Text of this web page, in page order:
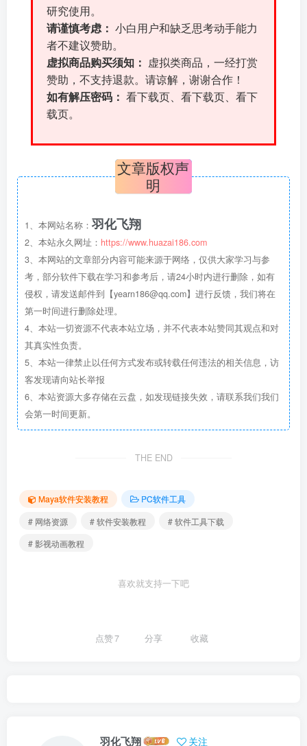
研究使用。
请谨慎考虑： 小白用户和缺乏思考动手能力
者不建议赞助。
虚拟商品购买须知：
虚拟类商品，一经打赏
赞助，不支持退款。请谅解，谢谢合作！
如有解压密码： 看下载页、看下载页、看下
载页。
文章版权声
明
1、本网站名称： 羽化飞翔
2、本站永久网址： https://www.huazai186.com
3、本网站的文章部分内容可能来源于网络，仅供大家学习与参
考，部分软件下载在学习和参考后，请24小时内进行删除，如有
侵权，请发送邮件到【yearn186@qq.com】进行反馈，我们将在
第一时间进行删除处理。
4、本站一切资源不代表本站立场，并不代表本站赞同其观点和对
其真实性负责。
5、本站一律禁止以任何方式发布或转载任何违法的相关信息，访
客发现请向站长举报
6、本站资源大多存储在云盘，如发现链接失效，请联系我们我们
会第一时间更新。
THE END
Maya软件安装教程
PC软件工具
# 网络资源
# 软件安装教程
# 软件工具下载
# 影视动画教程
喜欢就支持一下吧
点赞7 分享 收藏
羽化飞翔 关注